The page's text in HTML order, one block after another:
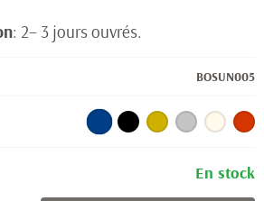
: 2– 3 jours ouvrés.
BOSUN005
En stock